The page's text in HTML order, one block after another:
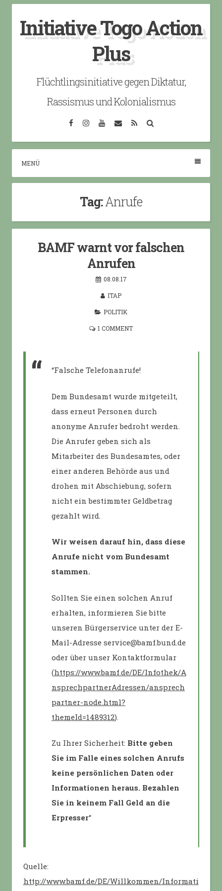
content
Initiative Togo Action
Plus
Flüchtlingsinitiative gegen Diktatur,
Rassismus und Kolonialismus
FacebookInstagramYouTube
EmailRSS
MENÜ
Tag:Anrufe
BAMF warnt vor falschen
Anrufen
08.08.17
ITAP
POLITIK
1 COMMENT
“Falsche Telefonanrufe!
Dem Bundesamt wurde mitgeteilt,
dass erneut Personen durch
anonyme Anrufer bedroht werden.
Die Anrufer geben sich als
Mitarbeiter des Bundesamtes, oder
einer anderen Behörde aus und
drohen mit Abschiebung, sofern
nicht ein bestimmter Geldbetrag
gezahlt wird.
Wir weisen darauf hin, dass diese
Anrufe nicht vom Bundesamt
stammen.
Sollten Sie einen solchen Anruf
erhalten, informieren Sie bitte
unseren Bürgerservice unter der E-
Mail-Adresse service@bamf.bund.de
oder über unser Kontaktformular
(https://www.bamf.de/DE/Infothek/A
nsprechpartnerAdressen/ansprech
partner-node.html?
themeId=1489312).
Zu Ihrer Sicherheit: Bitte geben
Sie im Falle eines solchen Anrufs
keine persönlichen Daten oder
Informationen heraus. Bezahlen
Sie in keinem Fall Geld an die
Erpresser“
Quelle:
http://www.bamf.de/DE/Willkommen/Informati